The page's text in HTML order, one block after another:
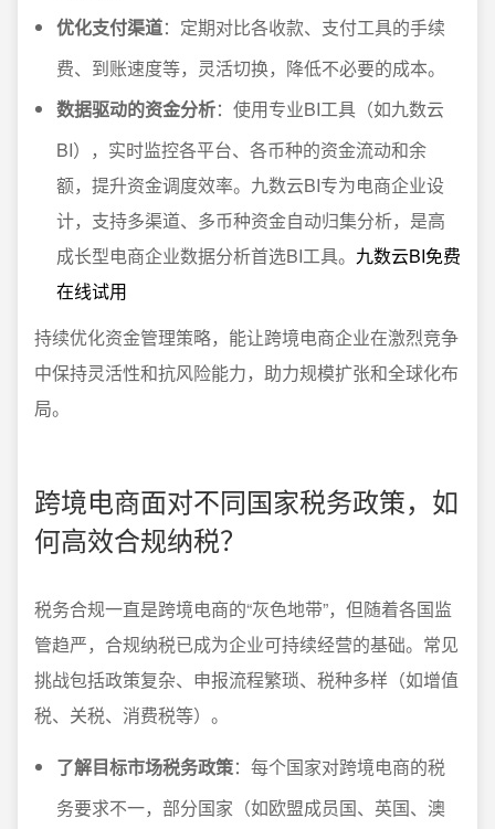
优化支付渠道：定期对比各收款、支付工具的手续
费、到账速度等，灵活切换，降低不必要的成本。
数据驱动的资金分析：使用专业BI工具（如九数云
BI），实时监控各平台、各币种的资金流动和余
额，提升资金调度效率。九数云BI专为电商企业设
计，支持多渠道、多币种资金自动归集分析，是高
成长型电商企业数据分析首选BI工具。 九数云BI免费
在线试用
持续优化资金管理策略，能让跨境电商企业在激烈竞争
中保持灵活性和抗风险能力，助力规模扩张和全球化布
局。
跨境电商面对不同国家税务政策，如
何高效合规纳税？
税务合规一直是跨境电商的“灰色地带”，但随着各国监
管趋严，合规纳税已成为企业可持续经营的基础。常见
挑战包括政策复杂、申报流程繁琐、税种多样（如增值
税、关税、消费税等）。
了解目标市场税务政策：每个国家对跨境电商的税
务要求不一，部分国家（如欧盟成员国、英国、澳